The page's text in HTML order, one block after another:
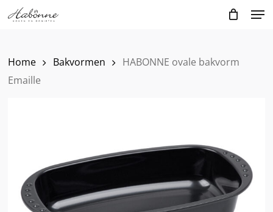
Skip
to
Home Bakvormen
HABONNE ovale bakvorm
Emaille